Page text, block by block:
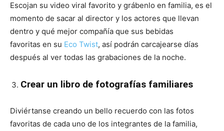
Escojan su video viral favorito y grábenlo en familia, es el
momento de sacar al director y los actores que llevan
dentro y qué mejor compañía que sus bebidas
favoritas en su Eco Twist, así podrán carcajearse días
después al ver todas las grabaciones de la noche.
Crear un libro de fotografías familiares
Diviértanse creando un bello recuerdo con las fotos
favoritas de cada uno de los integrantes de la familia,